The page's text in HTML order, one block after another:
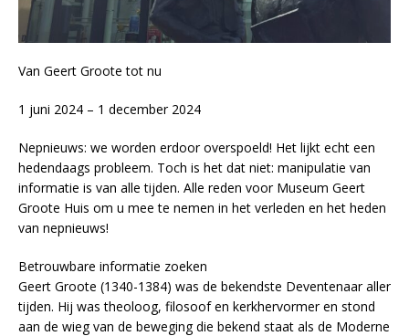
Van Geert Groote tot nu
1 juni 2024 – 1 december 2024
Nepnieuws: we worden erdoor overspoeld! Het lijkt echt een
hedendaags probleem. Toch is het dat niet: manipulatie van
informatie is van alle tijden. Alle reden voor Museum Geert
Groote Huis om u mee te nemen in het verleden en het heden
van nepnieuws!
Betrouwbare informatie zoeken
Geert Groote (1340-1384) was de bekendste Deventenaar aller
tijden. Hij was theoloog, filosoof en kerkhervormer en stond
aan de wieg van de beweging die bekend staat als de Moderne